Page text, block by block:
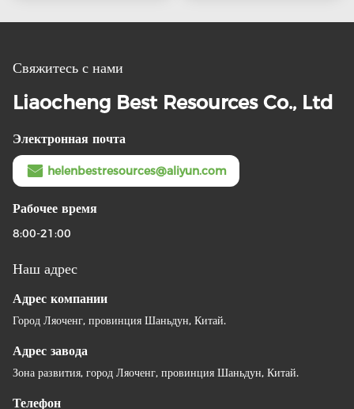
Свяжитесь с нами
Liaocheng Best Resources Co., Ltd
Электронная почта
helenbestresources@aliyun.com
Рабочее время
8:00-21:00
Наш адрес
Адрес компании
Город Ляоченг, провинция Шаньдун, Китай.
Адрес завода
Зона развития, город Ляоченг, провинция Шаньдун, Китай.
Телефон